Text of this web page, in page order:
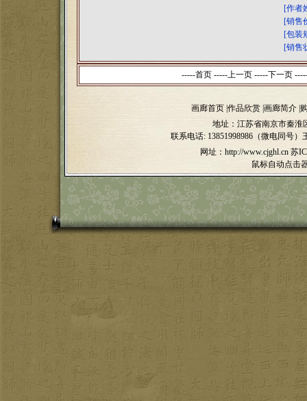
[作者
[销售
[包装
[销售
-----首页 -----上一页 -----下一页
画廊首页 作品欣赏 画廊简介
地址：江苏省南京市秦淮
联系电话: 13851998986（微电同号）
网址：http://www.cjghl.cn 苏
鼠标自动点击